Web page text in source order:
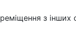
з інших